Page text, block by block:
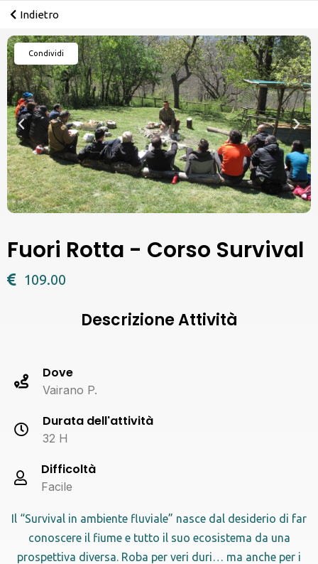
Indietro
Condividi
Fuori Rotta - Corso Survival
109.00
Descrizione Attività
Dove
Vairano P.
Durata dell'attività
32 H
Difficoltà
Facile
Il “Survival in ambiente fluviale” nasce dal desiderio di far
conoscere il fiume e tutto il suo ecosistema da una
prospettiva diversa. Roba per veri duri… ma anche per i